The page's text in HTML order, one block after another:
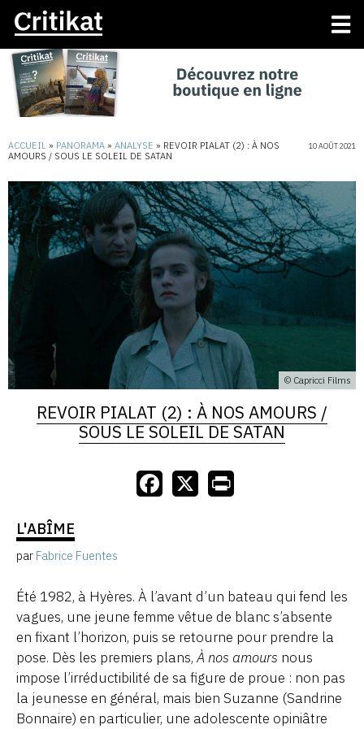
ACCUEIL » PANORAMA » ANALYSE » REVOIR PIALAT (2) : À NOS
AMOURS / SOUS LE SOLEIL DE SATAN
10 AOÛT 2021
© Capricci Films
REVOIR PIALAT (2) : À NOS AMOURS /
SOUS LE SOLEIL DE SATAN
L'ABÎME
par Fabrice Fuentes
Été 1982, à Hyères. À l’avant d’un bateau qui fend les
vagues, une jeune femme vêtue de blanc s’absente
en fixant l’horizon, puis se retourne pour prendre la
pose. Dès les premiers plans,À nos amours nous
impose l’irréductibilité de sa figure de proue : non pas
la jeunesse en général, mais bien Suzanne (Sandrine
Bonnaire) en particulier, une adolescente opiniâtre